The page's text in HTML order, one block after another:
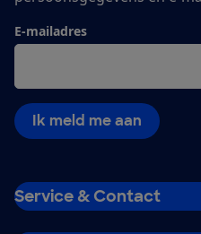
E-mailadres
Ik meld me aan
Service & Contact